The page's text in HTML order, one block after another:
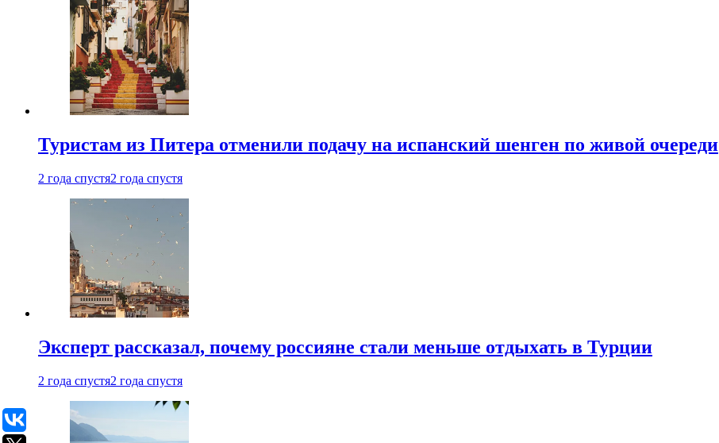
Туристам из Питера отменили подачу на испанский шенген по живой очереди
2 года спустя2 года спустя
Эксперт рассказал, почему россияне стали меньше отдыхать в Турции
2 года спустя2 года спустя